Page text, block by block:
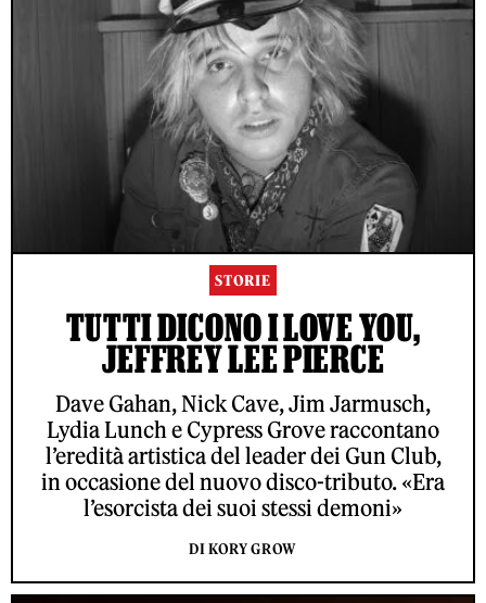
STORIE
TUTTI DICONO I LOVE YOU,
JEFFREY LEE PIERCE
Dave Gahan, Nick Cave, Jim Jarmusch,
Lydia Lunch e Cypress Grove raccontano
l’eredità artistica del leader dei Gun Club,
in occasione del nuovo disco-tributo. «Era
l’esorcista dei suoi stessi demoni»
DI KORY GROW